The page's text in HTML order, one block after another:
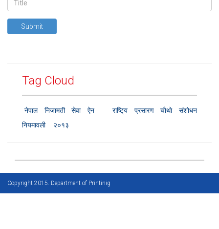
Submit
Tag Cloud
नेपाल निजामती सेवा ऐन
राष्टि्य प्रसारण चाैथाे संशोधन
नियमावली
२०१३
Copyright 2015. Department of Printinig